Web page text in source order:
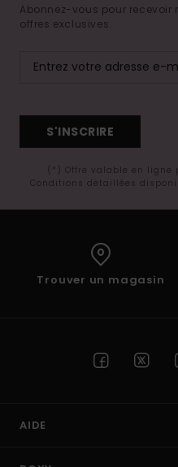
Abonnez-vous pour recevoir
offres exclusives.
S'INSCRIRE
(*) Offre valable en ligne
Conditions détaillées
Trouver un magasin
AIDE